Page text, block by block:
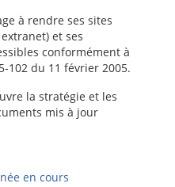
à rendre ses sites
et ses
conformément à
102 du 11 février 2005.
la stratégie et les
mis à jour
en cours